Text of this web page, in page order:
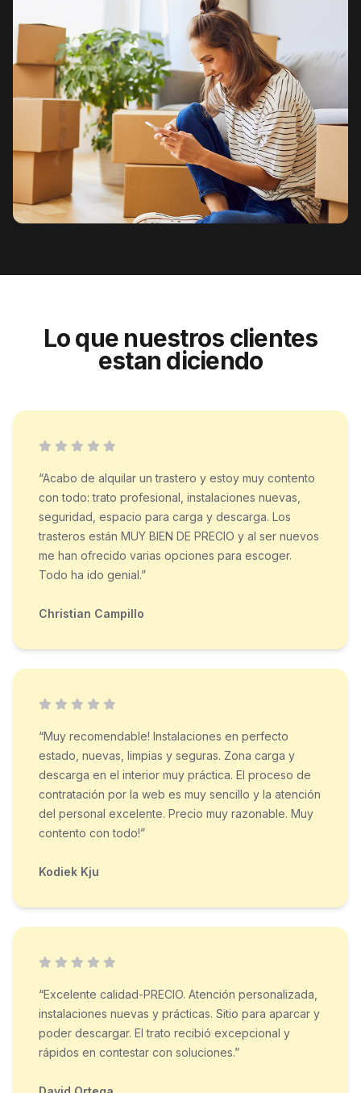
Lo que nuestros clientes
estan diciendo
“Acabo de alquilar un trastero y estoy muy contento
con todo: trato profesional, instalaciones nuevas,
seguridad, espacio para carga y descarga. Los
trasteros están MUY BIEN DE PRECIO y al ser nuevos
me han ofrecido varias opciones para escoger.
Todo ha ido genial.”
Christian Campillo
“Muy recomendable! Instalaciones en perfecto
estado, nuevas, limpias y seguras. Zona carga y
descarga en el interior muy práctica. El proceso de
contratación por la web es muy sencillo y la atención
del personal excelente. Precio muy razonable. Muy
contento con todo!”
Kodiek Kju
“Excelente calidad-PRECIO. Atención personalizada,
instalaciones nuevas y prácticas. Sitio para aparcar y
poder descargar. El trato recibió excepcional y
rápidos en contestar con soluciones.”